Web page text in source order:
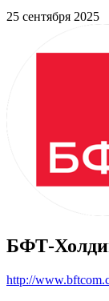
25 сентября 2025
БФТ-
http://